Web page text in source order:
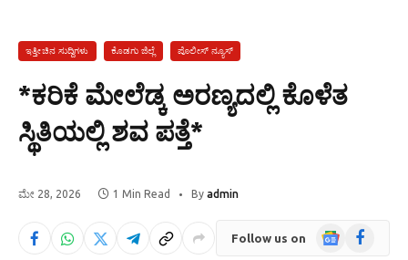
ಇತ್ತೀಚಿನ ಸುದ್ದಿಗಳು ಕೊಡಗು ಜಿಲ್ಲೆ ಪೊಲೀಸ್ ನ್ಯೂಸ್
*ಕರಿಕೆ ಮೇಲೆಡ್ಕ ಅರಣ್ಯದಲ್ಲಿ ಕೊಳೆತ
ಸ್ಥಿತಿಯಲ್ಲಿ ಶವ ಪತ್ತೆ*
ಮೇ 28, 2026 1 Min Read By admin
Follow us on
GoogleFacebook